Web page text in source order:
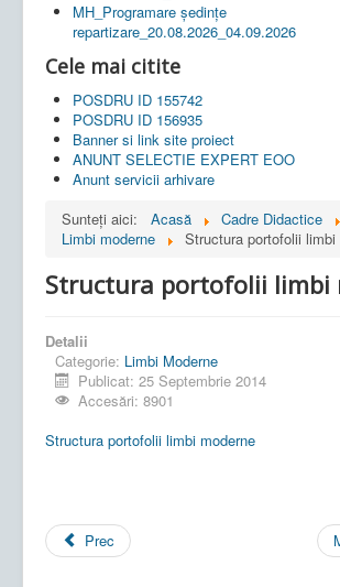
MH_Programare ședințe
repartizare_20.08.2026_04.09.2026
Cele mai citite
POSDRU ID 155742
POSDRU ID 156935
Banner si link site proiect
ANUNT SELECTIE EXPERT EOO
Anunt servicii arhivare
Sunteți aici:
Acasă
Cadre Didactice
Limbi moderne
Structura portofolii limbi
Structura portofolii limbi
Detalii
Categorie: Limbi Moderne
Publicat: 25 Septembrie 2014
Accesări: 8901
Structura portofolii limbi moderne
Prec